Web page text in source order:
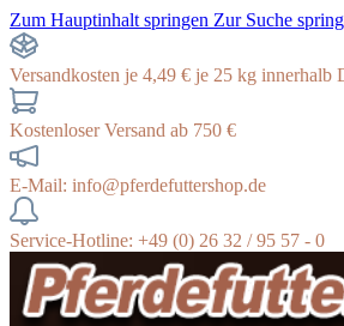
Zum Hauptinhalt springen Zur Suche
Versandkosten je 4,49 € je 25 kg innerhalb
Kostenloser Versand ab 750 €
E-Mail: info@pferdefuttershop.de
Service-Hotline: +49 (0) 26 32 / 95 57 - 0